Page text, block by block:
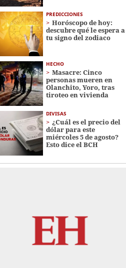
PREDICCIONES
Horóscopo de hoy:
descubre qué le espera a
tu signo del zodiaco
HECHO
Masacre: Cinco
personas mueren en
Olanchito, Yoro, tras
tiroteo en vivienda
DIVISAS
¿Cuál es el precio del
dólar para este
miércoles 5 de agosto?
Esto dice el BCH